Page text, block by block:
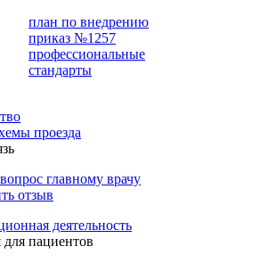
план по внедрению
приказ №1257
профессиональные
стандарты
проезда
главному врачу
отзыв
деятельность
пациентов